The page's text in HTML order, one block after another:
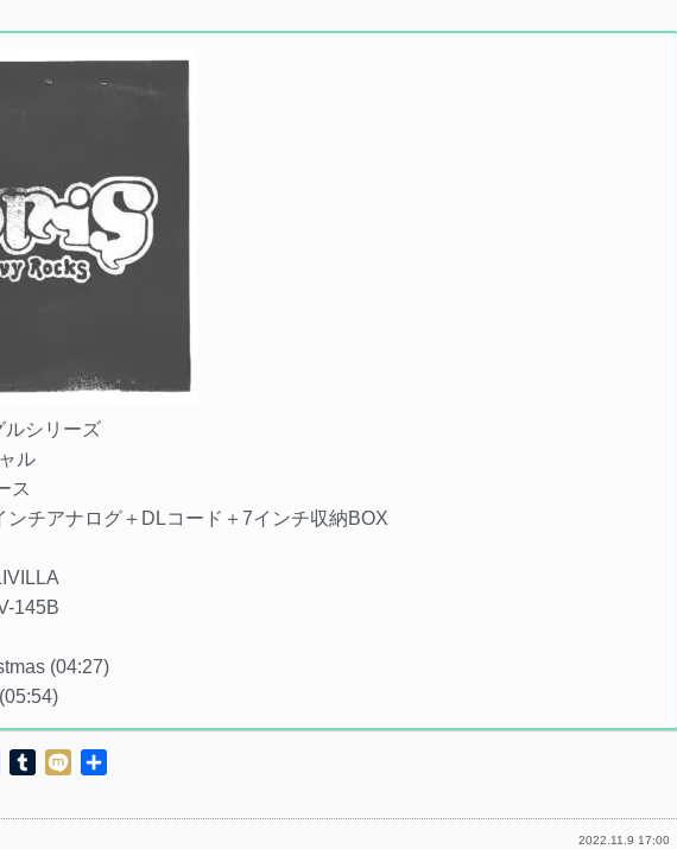
ルシリーズ
ル
ス
ンチアナログ＋DLコード＋7インチ収納BOX
145B
(04:27)
Mastodon
TumblrMixi
2022.11.9 17:00